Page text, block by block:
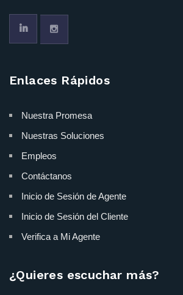
Enlaces Rápidos
Nuestra Promesa
Nuestras Soluciones
Empleos
Contáctanos
Inicio de Sesión de Agente
Inicio de Sesión del Cliente
Verifica a Mi Agente
¿Quieres escuchar más?